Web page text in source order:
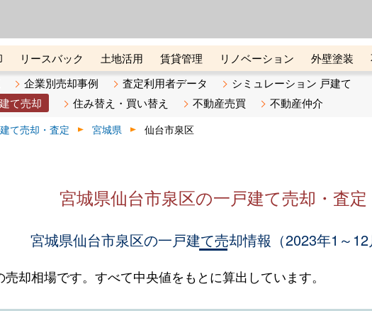
リースバック 土地活用 賃貸管理 リノベーション 外壁塗装
ー オンライン講座 リビンマガジンBiz 不動産売却ご相談デスク
企業別売却事例 査定利用者データ
シミュレーション 戸建て
て売却 住み替え・買い替え 不動産売買 不動産仲介
て売却・査定 宮城県 仙台市泉区
宮城県仙台市泉区の一戸建て売却・査定
宮城県仙台市泉区の一戸建て売却情報（2023年1～12
却相場です。すべて中央値をもとに算出しています。